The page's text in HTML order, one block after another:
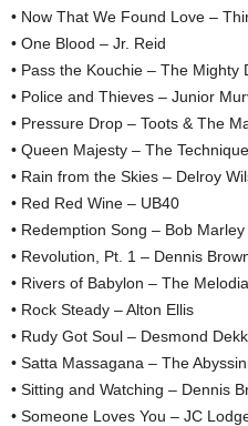
• Now That We Found Love –
• One Blood – Jr. Reid
• Pass the Kouchie – The Mighty
• Police and Thieves – Junior
• Pressure Drop – Toots & The
• Queen Majesty – The
• Rain from the Skies – Delroy
• Red Red Wine – UB40
• Redemption Song – Bob Marley
• Revolution, Pt. 1 – Dennis
• Rivers of Babylon – The
• Rock Steady – Alton Ellis
• Rudy Got Soul – Desmond
• Satta Massagana – The
• Sitting and Watching – Dennis
• Someone Loves You – JC